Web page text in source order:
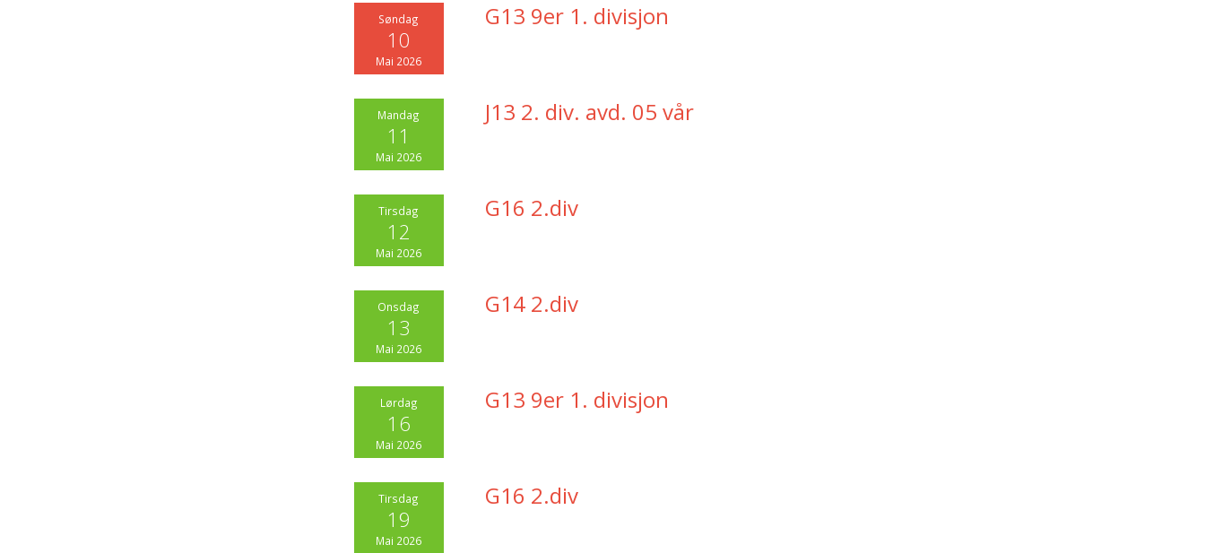
Søndag
10
Mai 2026
G13 9er 1. divisjon
Mandag
11
Mai 2026
J13 2. div. avd. 05 vår
Tirsdag
12
Mai 2026
G16 2.div
Onsdag
13
Mai 2026
G14 2.div
Lørdag
16
Mai 2026
G13 9er 1. divisjon
Tirsdag
19
Mai 2026
G16 2.div